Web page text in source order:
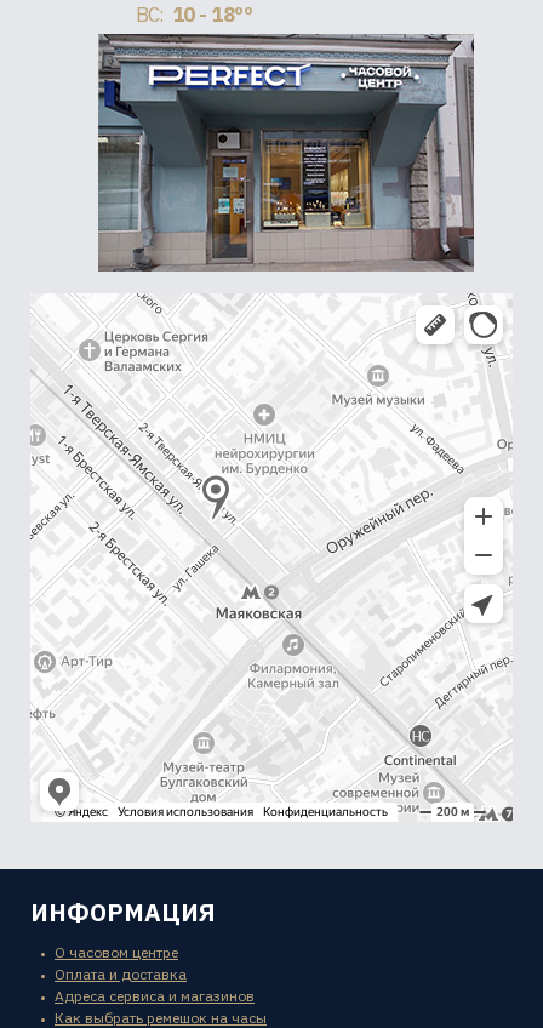
ВС: 10 - 18ºº
ИНФОРМАЦИЯ
О часовом центре
Оплата и доставка
Адреса сервиса и магазинов
Как выбрать ремешок на часы